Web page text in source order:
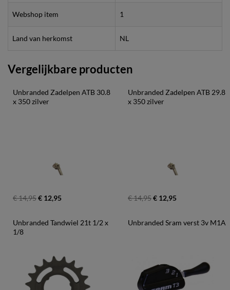
Webshop item 1
Land van herkomst NL
Vergelijkbare producten
Unbranded Zadelpen ATB 30.8
x 350 zilver
€ 14,95€ 12,95
Unbranded Zadelpen ATB 29.8
x 350 zilver
€ 14,95€ 12,95
Unbranded Tandwiel 21t 1/2 x
1/8
Unbranded Sram verst 3v M1A